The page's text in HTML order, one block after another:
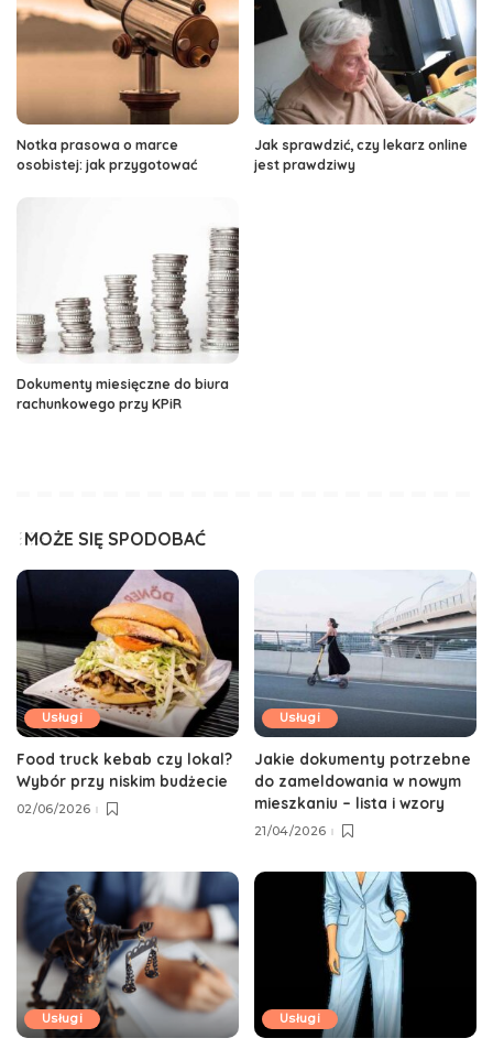
Notka prasowa o marce
osobistej: jak przygotować
Jak sprawdzić, czy lekarz online
jest prawdziwy
Dokumenty miesięczne do biura
rachunkowego przy KPiR
MOŻE SIĘ SPODOBAĆ
Usługi
Food truck kebab czy lokal?
Wybór przy niskim budżecie
02/06/2026
Usługi
Jakie dokumenty potrzebne
do zameldowania w nowym
mieszkaniu – lista i wzory
21/04/2026
Usługi Usługi